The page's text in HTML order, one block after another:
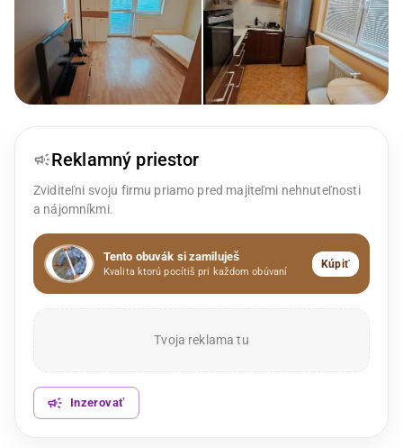
Reklamný priestor
Zviditeľni svoju firmu priamo pred majiteľmi nehnuteľnosti
a nájomníkmi.
Tento obuvák si zamiluješ
Kvalita ktorú pocítiš pri každom obúvaní
Kúpiť
Tvoja reklama tu
Inzerovať